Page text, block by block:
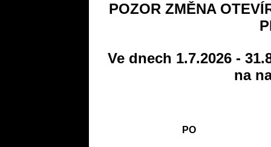
POZOR ZMĚNA
Ve dnech 1.7.2026 -
na
PO